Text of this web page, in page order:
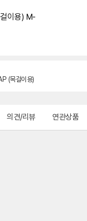
이용) M-
(목걸이용)
의견/리뷰 연관상품